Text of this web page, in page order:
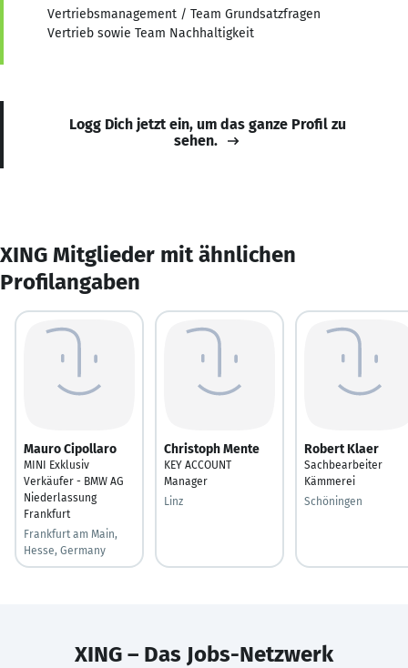
Vertriebsmanagement / Team Grundsatzfragen
Vertrieb sowie Team Nachhaltigkeit
Logg Dich jetzt ein, um das ganze Profil zu
sehen.
XING Mitglieder mit ähnlichen
Profilangaben
Mauro Cipollaro
MINI Exklusiv
Verkäufer - BMW AG
Niederlassung
Frankfurt
Frankfurt am Main,
Hesse, Germany
Christoph Mente
KEY ACCOUNT
Manager
Linz
Robert Klaer
Sachbearbeiter
Kämmerei
Schöningen
XING – Das Jobs-Netzwerk